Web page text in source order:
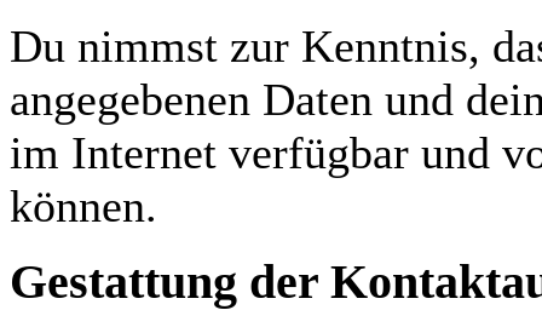
Du nimmst zur Kenntnis,
angegebenen Daten und
im Internet verfügbar und
können.
Gestattung der